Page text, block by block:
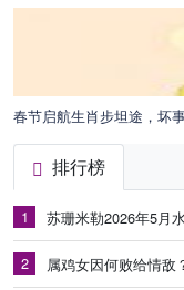
春节启航生肖步坦途，坏
排行榜
1 苏珊米勒2026年5月
2 属鸡女因何败给情敌